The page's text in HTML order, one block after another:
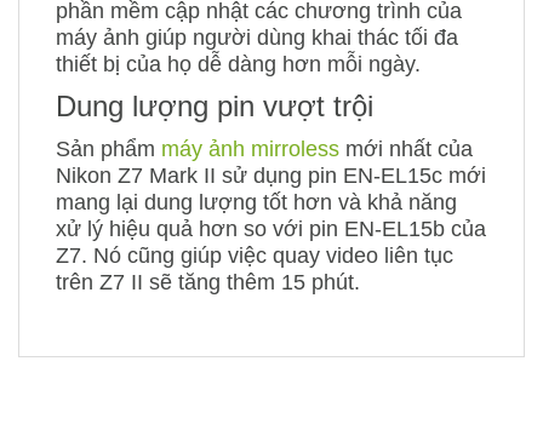
phần mềm cập nhật các chương trình của
máy ảnh giúp người dùng khai thác tối đa
thiết bị của họ dễ dàng hơn mỗi ngày.
Dung lượng pin vượt trội
Sản phẩm máy ảnh mirroless mới nhất của
Nikon Z7 Mark II sử dụng pin EN-EL15c mới
mang lại dung lượng tốt hơn và khả năng
xử lý hiệu quả hơn so với pin EN-EL15b của
Z7. Nó cũng giúp việc quay video liên tục
trên Z7 II sẽ tăng thêm 15 phút.